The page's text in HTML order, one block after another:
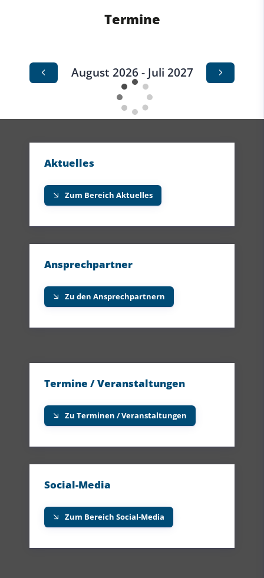
Termine
August 2026 - Juli 2027
Aktuelles
Zum Bereich Aktuelles
Ansprechpartner
Zu den Ansprechpartnern
Termine / Veranstaltungen
Zu Terminen / Veranstaltungen
Social-Media
Zum Bereich Social-Media